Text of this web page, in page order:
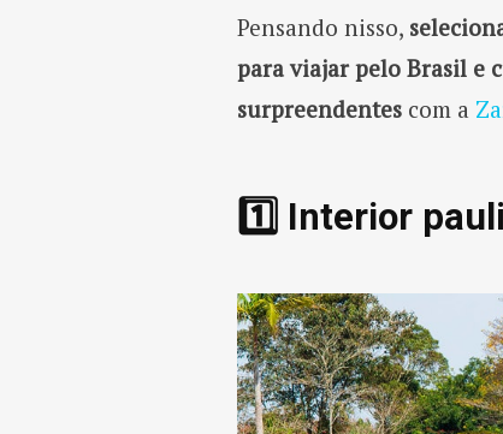
Pensando nisso,
para viajar pelo Brasil e
surpreendentescom a
1️⃣ Interior